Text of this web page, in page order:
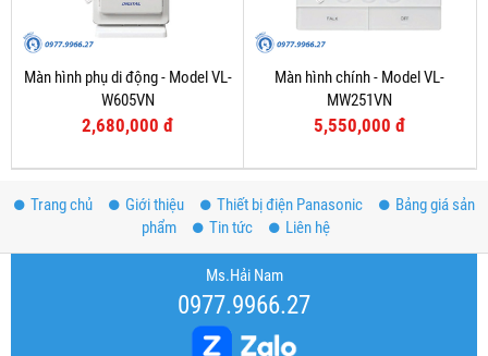
Màn hình phụ di động - Model VL-
W605VN
2,680,000 đ
Màn hình chính - Model VL-
MW251VN
5,550,000 đ
Trang chủ Giới thiệu Thiết bị điện Panasonic
Bảng giá sản
phẩm
Tin tức Liên hệ
Ms.Hải Nam
0977.9966.27